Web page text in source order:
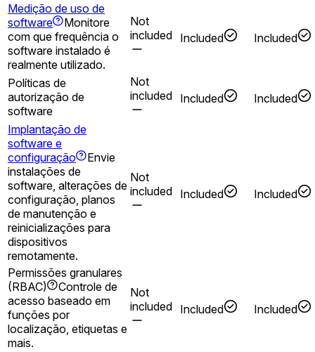
Medição de uso de
software
Monitore
com que frequência o
software instalado é
realmente utilizado.
Not
included Included Included
Políticas de
autorização de
software
Not
included Included Included
Implantação de
software e
configuração
Envie
instalações de
software, alterações de
configuração, planos
de manutenção e
reinicializações para
dispositivos
remotamente.
Not
included Included Included
Permissões granulares
(RBAC)
Controle de
acesso baseado em
funções por
localização, etiquetas e
mais.
Not
included Included Included